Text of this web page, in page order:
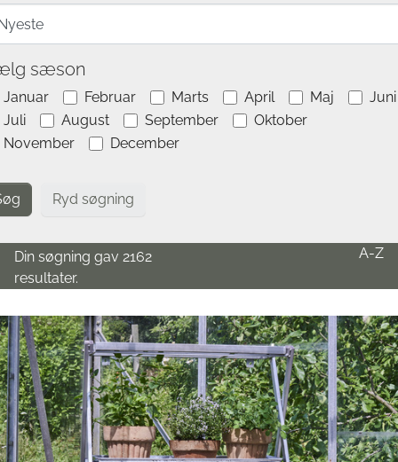
Ryd søgning
sæson
Januar Februar Marts April Maj
Juni
Juli
August September
Oktober
November
December
Din søgning gav 2162
resultater.
A-Z